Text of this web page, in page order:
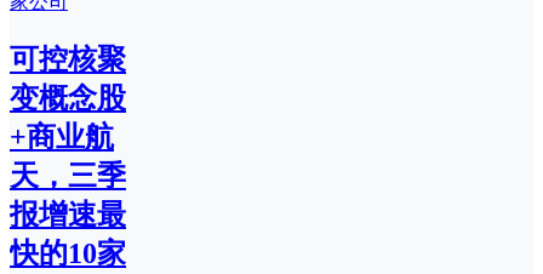
可控核聚
变概念股
+商业航
天，三季
报增速最
快的10家